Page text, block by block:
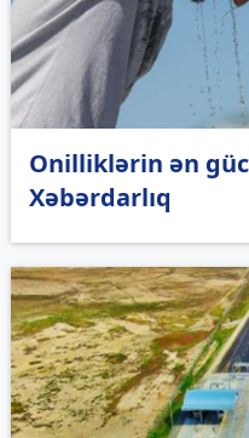
Onilliklərin ən
Xəbərdarlıq